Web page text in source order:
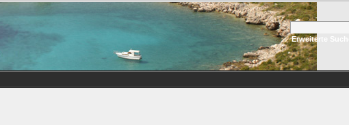
Erweiterte Suche